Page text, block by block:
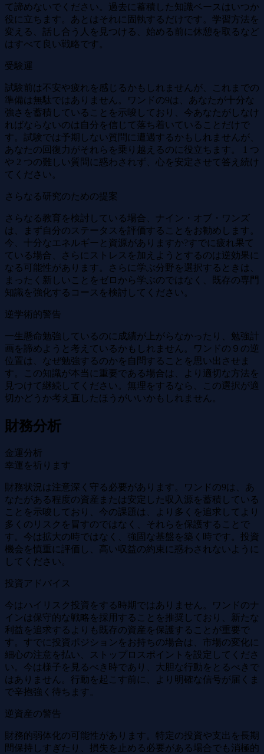
て諦めないでください。過去に蓄積した知識ベースはいつか
役に立ちます。あとはそれに固執するだけです。学習方法を
変える、話し合う人を見つける、始める前に休憩を取るなど
はすべて良い戦略です。
受験運
試験前は不安や疲れを感じるかもしれませんが、これまでの
準備は無駄ではありません。ワンドの9は、あなたが十分な
強さを蓄積していることを示唆しており、今あなたがしなけ
ればならないのは自分を信じて落ち着いていることだけで
す。試験では予期しない質問に遭遇するかもしれませんが、
あなたの回復力がそれらを乗り越えるのに役立ちます。 1 つ
や 2 つの難しい質問に惑わされず、心を安定させて答え続け
てください。
さらなる研究のための提案
さらなる教育を検討している場合、ナイン・オブ・ワンズ
は、まず自分のステータスを評価することをお勧めします。
今、十分なエネルギーと資源がありますか?すでに疲れ果て
ている場合、さらにストレスを加えようとするのは逆効果に
なる可能性があります。さらに学ぶ分野を選択するときは、
まったく新しいことをゼロから学ぶのではなく、既存の専門
知識を強化するコースを検討してください。
逆学術的警告
一生懸命勉強しているのに成績が上がらなかったり、勉強計
画を諦めようと考えているかもしれません。ワンドの９の逆
位置は、なぜ勉強するのかを自問することを思い出させま
す。この知識が本当に重要である場合は、より適切な方法を
見つけて継続してください。無理をするなら、この選択が適
切かどうか考え直したほうがいいかもしれません。
財務分析
金運分析
幸運を祈ります
財務状況は注意深く守る必要があります。ワンドの9は、あ
なたがある程度の資産または安定した収入源を蓄積している
ことを示唆しており、今の課題は、より多くを追求してより
多くのリスクを冒すのではなく、それらを保護することで
す。今は拡大の時ではなく、強固な基盤を築く時です。投資
機会を慎重に評価し、高い収益の約束に惑わされないように
してください。
投資アドバイス
今はハイリスク投資をする時期ではありません。ワンドのナ
インは保守的な戦略を採用することを推奨しており、新たな
利益を追求するよりも既存の資産を保護することが重要で
す。すでに投資ポジションをお持ちの場合は、市場の変化に
細心の注意を払い、ストップロスポイントを設定してくださ
い。今は様子を見るべき時であり、大胆な行動をとるべきで
はありません。行動を起こす前に、より明確な信号が届くま
で辛抱強く待ちます。
逆資産の警告
財務的弱体化の可能性があります。特定の投資や支出を長期
間保持しすぎたり、損失を止める必要がある場合でも消極的